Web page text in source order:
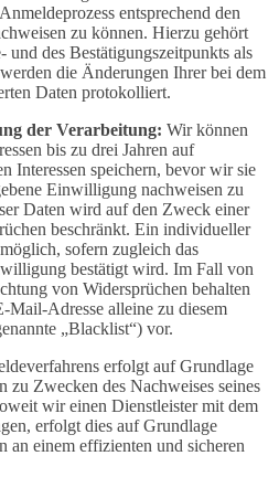
entsprechend den
zu können. Hierzu gehört
und des Bestätigungszeitpunkts als
die Änderungen Ihrer bei dem
Daten protokolliert.
der Verarbeitung: Wir können
bis zu drei Jahren auf
Interessen speichern, bevor wir sie
Einwilligung nachweisen zu
Daten wird auf den Zweck einer
beschränkt. Ein individueller
sofern zugleich das
bestätigt wird. Im Fall von
von Widersprüchen behalten
Mail-Adresse alleine zu diesem
„Blacklist“) vor.
erfolgt auf Grundlage
zu Zwecken des Nachweises seines
wir einen Dienstleister mit dem
erfolgt dies auf Grundlage
an einem effizienten und sicheren